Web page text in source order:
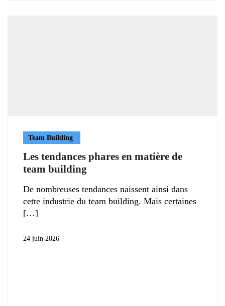
Team Building
Les tendances phares en matière de
team building
De nombreuses tendances naissent ainsi dans
cette industrie du team building. Mais certaines
24 juin 2026